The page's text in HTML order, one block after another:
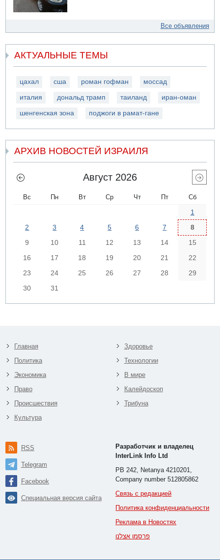
Все объявления
АКТУАЛЬНЫЕ ТЕМЫ
цахал сша роман гофман моссад
италия дональд трамп таиланд иран-оман
шенгенская зона поджоги в рамат-гане
АРХИВ НОВОСТЕЙ ИЗРАИЛЯ
Август 2026
Вс Пн Вт Ср Чт Пт Сб
1
2
3 4 5 6 7
8
9
10 11 12 13 14
15
16
17 18 19 20 21
22
23
24 25 26 27 28
29
30
31
Главная
Политика
Экономика
Право
Происшествия
Культура
Здоровье
Технологии
В мире
Калейдоскоп
Трибуна
RSS
Telegram
Facebook
Специальная версия сайта
Разработчик и владелец
InterLink Info Ltd
PB 242, Netanya 4210201,
Company number 512805862
Связь с редакцией
Политика конфиденциальности
Реклама в Новостях
פרסמו אצלנו